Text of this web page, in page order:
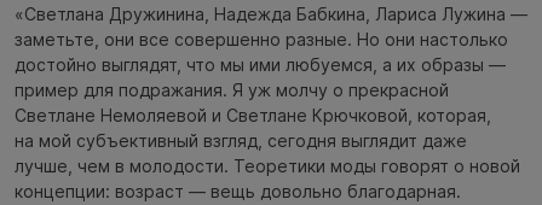
«Светлана Дружинина, Надежда Бабкина, Лариса Лужина —
заметьте, они все совершенно разные. Но они настолько
достойно выглядят, что мы ими любуемся, а их образы —
пример для подражания. Я уж молчу о прекрасной
Светлане Немоляевой и Светлане Крючковой, которая,
на мой субъективный взгляд, сегодня выглядит даже
лучше, чем в молодости. Теоретики моды говорят о новой
концепции: возраст — вещь довольно благодарная.